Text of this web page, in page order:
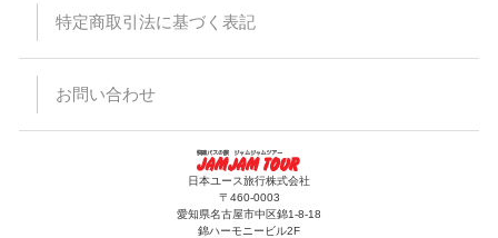
特定商取引法に基づく表記
お問い合わせ
日本ユース旅行株式会社
〒460-0003
愛知県名古屋市中区錦1-8-18
錦ハーモニービル2F